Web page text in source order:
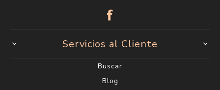
Servicios al Cliente
Buscar
Blog